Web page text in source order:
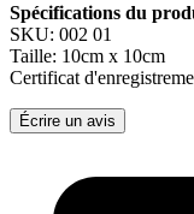
Spécifications du
SKU: 002 01
Taille: 10cm x 10cm
Certificat
Écrire un avis